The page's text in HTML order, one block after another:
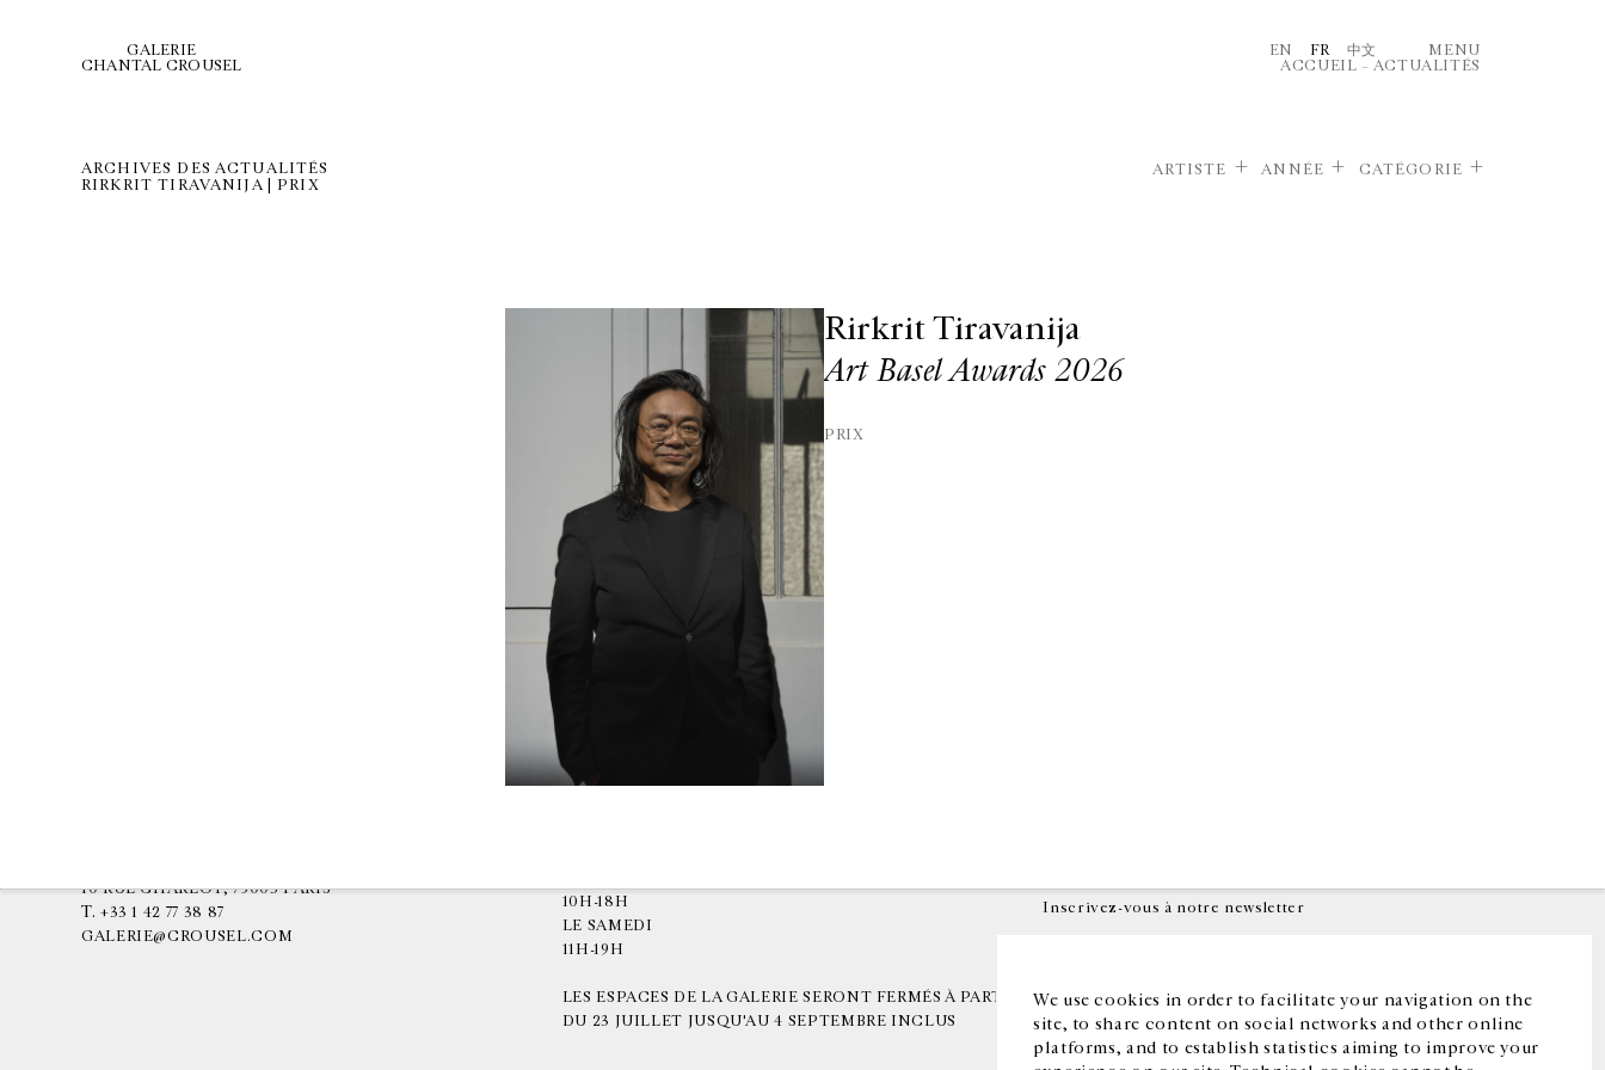
We use cookies in order to facilitate your navigation on the
site, to share content on social networks and other online
platforms, and to establish statistics aiming to improve your
GALERIE
CHANTAL CROUSEL
EN FR 中文
MENU
ACCUEIL – ACTUALITÉS
ARCHIVES DES ACTUALITÉS
RIRKRIT TIRAVANIJA | PRIX
ARTISTE ANNÉE CATÉGORIE
Rirkrit Tiravanija
Art Basel Awards 2026
PRIX
10 RUE CHARLOT, 75003 PARIS
T. +33 1 42 77 38 87
GALERIE@CROUSEL.COM
10H-18H
LE SAMEDI
11H-19H
LES ESPACES DE LA GALERIE SERONT FERMÉS À PARTIR
DU 23 JUILLET JUSQU'AU 4 SEPTEMBRE INCLUS
Inscrivez-vous à notre newsletter